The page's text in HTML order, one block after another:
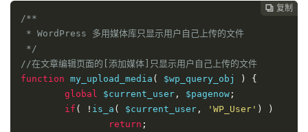
 复制
/**
*/
//在文章编辑页面的[添加媒体]只显示用户自己上传的文件
function my_upload_media ( $wp_query_obj )
{
global $current_user , $pagenow ;
if ( ! is_a ( $current_user , 'WP_User' )
)
return ;